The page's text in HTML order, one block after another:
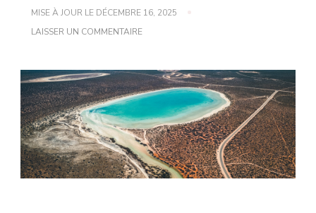
MISE À JOUR LE DÉCEMBRE 16, 2025
LAISSER UN COMMENTAIRESUR
DE
L’AUSTRALIE,
DE
PERTH
À
BROOME